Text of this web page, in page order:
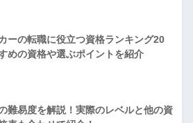
ーの転職に役立つ資格ランキング20
めの資格や選ぶポイントを紹介
難易度を解説！実際のレベルと他の資